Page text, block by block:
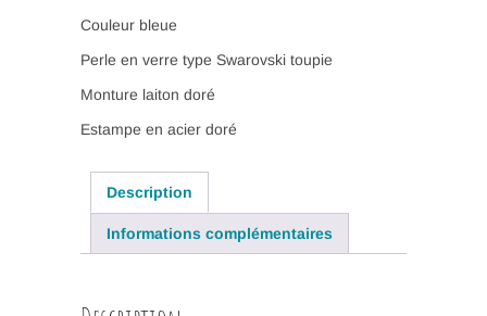
Couleur bleue
Perle en verre type Swarovski toupie
Monture laiton doré
Estampe en acier doré
Description
Informations complémentaires